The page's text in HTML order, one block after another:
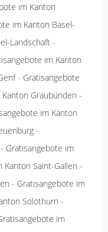
im Kanton
im Kanton Basel-
Landschaft -
im Kanton
- Gratisangebote
Graubünden -
im Kanton
-
- Gratisangebote im
Kanton Saint-Gallen -
- Gratisangebote im
Solothurn -
im